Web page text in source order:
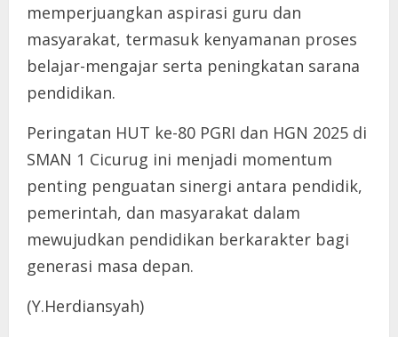
memperjuangkan aspirasi guru dan
masyarakat, termasuk kenyamanan proses
belajar-mengajar serta peningkatan sarana
pendidikan.
Peringatan HUT ke-80 PGRI dan HGN 2025 di
SMAN 1 Cicurug ini menjadi momentum
penting penguatan sinergi antara pendidik,
pemerintah, dan masyarakat dalam
mewujudkan pendidikan berkarakter bagi
generasi masa depan.
(Y.Herdiansyah)